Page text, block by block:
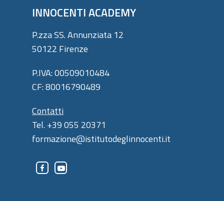
INNOCENTI ACADEMY
P.zza SS. Annunziata 12
50122 Firenze
P.IVA: 00509010484
CF: 80016790489
Contatti
Tel. +39 055 20371
formazione@istitutodeglinnocenti.it